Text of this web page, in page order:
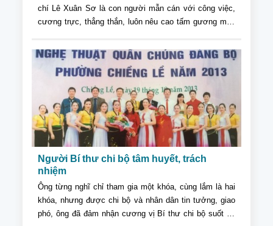
chí Lê Xuân Sơ là con người mẫn cán với công việc,
cương trực, thẳng thắn, luôn nêu cao tấm gương mẫu
cùng đồng chí Phó Bí thư vẫn để lại những ấn tượng
sâu sắc khó quên trong chúng tôi. Chiếc cặp số cũ tuy
giá trị không lớn, nhưng tôi thấy toát lên ở đồng chí
một tấm lòng trong sáng, ngay thẳng và chân thành...
Người Bí thư chi bộ tâm huyết, trách
nhiệm
Ông từng nghĩ chỉ tham gia một khóa, cùng lắm là hai
khóa, nhưng được chi bộ và nhân dân tin tưởng, giao
phó, ông đã đảm nhận cương vị Bí thư chi bộ suốt 12